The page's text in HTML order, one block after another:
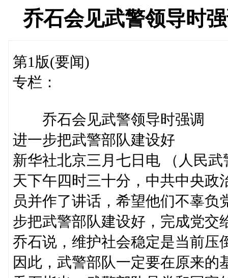
乔石会见武警领导时
第1版(要闻)
专栏：
乔石会见武警领导时强调
进一步把武警部队建设好
新华社北京三月七日电 （人民
天下午四时三十分，中共中央政
员并作了讲话，希望他们不辜
步把武警部队建设好，完成党交
乔石说，维护社会稳定是当前压
因此，武警部队一定要在原来的